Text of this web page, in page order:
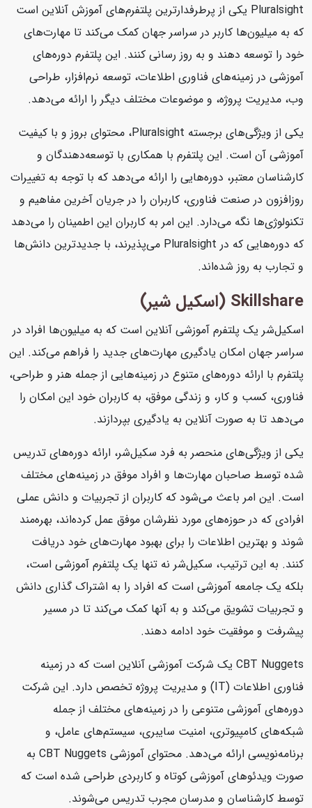
Pluralsight یکی از پرطرفدارترین پلتفرم‌های آموزش آنلاین است
که به میلیون‌ها کاربر در سراسر جهان کمک می‌کند تا مهارت‌های
خود را توسعه دهند و به روز رسانی کنند. این پلتفرم دوره‌های
آموزشی در زمینه‌های فناوری اطلاعات، توسعه نرم‌افزار، طراحی
وب، مدیریت پروژه، و موضوعات مختلف دیگر را ارائه می‌دهد.
یکی از ویژگی‌های برجسته Pluralsight، محتوای بروز و با کیفیت
آموزشی آن است. این پلتفرم با همکاری با توسعه‌دهندگان و
کارشناسان معتبر، دوره‌هایی را ارائه می‌دهد که با توجه به تغییرات
روزافزون در صنعت فناوری، کاربران را در جریان آخرین مفاهیم و
تکنولوژی‌ها نگه می‌دارد. این امر به کاربران این اطمینان را می‌دهد
که دوره‌هایی که در Pluralsight می‌پذیرند، با جدیدترین دانش‌ها
و تجارب به روز شده‌اند.
Skillshare (اسکیل شیر)
اسکیل‌شر یک پلتفرم آموزشی آنلاین است که به میلیون‌ها افراد در
سراسر جهان امکان یادگیری مهارت‌های جدید را فراهم می‌کند. این
پلتفرم با ارائه دوره‌های متنوع در زمینه‌هایی از جمله هنر و طراحی،
فناوری، کسب و کار، و زندگی موفق، به کاربران خود این امکان را
می‌دهد تا به صورت آنلاین به یادگیری بپردازند.
یکی از ویژگی‌های منحصر به فرد سکیل‌شر، ارائه دوره‌های تدریس
شده توسط صاحبان مهارت‌ها و افراد موفق در زمینه‌های مختلف
است. این امر باعث می‌شود که کاربران از تجربیات و دانش عملی
افرادی که در حوزه‌های مورد نظرشان موفق عمل کرده‌اند، بهره‌مند
شوند و بهترین اطلاعات را برای بهبود مهارت‌های خود دریافت
کنند. به این ترتیب، سکیل‌شر نه تنها یک پلتفرم آموزشی است،
بلکه یک جامعه آموزشی است که افراد را به اشتراک گذاری دانش
و تجربیات تشویق می‌کند و به آنها کمک می‌کند تا در مسیر
پیشرفت و موفقیت خود ادامه دهند.
CBT Nuggets یک شرکت آموزشی آنلاین است که در زمینه
فناوری اطلاعات (IT) و مدیریت پروژه تخصص دارد. این شرکت
دوره‌های آموزشی متنوعی را در زمینه‌های مختلف از جمله
شبکه‌های کامپیوتری، امنیت سایبری، سیستم‌های عامل، و
برنامه‌نویسی ارائه می‌دهد. محتوای آموزشی CBT Nuggets به
صورت ویدئوهای آموزشی کوتاه و کاربردی طراحی شده است که
توسط کارشناسان و مدرسان مجرب تدریس می‌شوند.